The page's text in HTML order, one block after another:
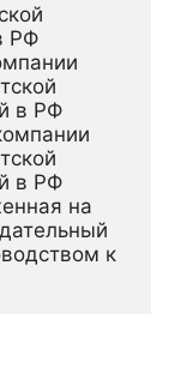
РФ
в РФ
в РФ
на
к